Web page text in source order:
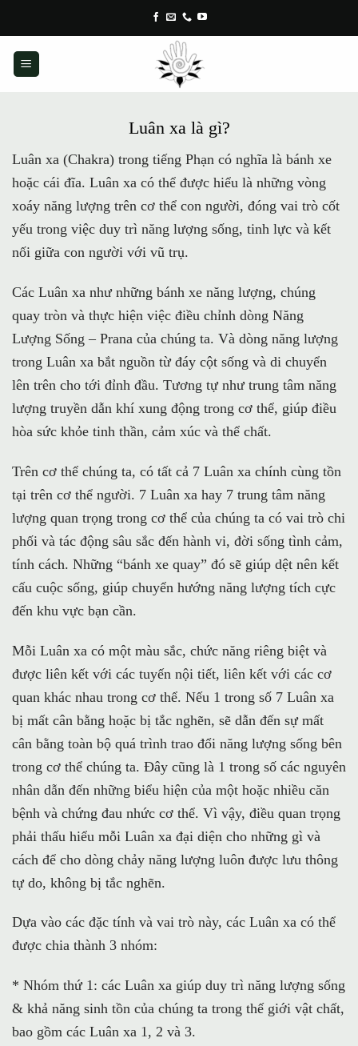
content
Luân xa là gì?
Luân xa (Chakra) trong tiếng Phạn có nghĩa là bánh xe
hoặc cái đĩa. Luân xa có thể được hiểu là những vòng
xoáy năng lượng trên cơ thể con người, đóng vai trò cốt
yếu trong việc duy trì năng lượng sống, tinh lực và kết
nối giữa con người với vũ trụ.
Các Luân xa như những bánh xe năng lượng, chúng
quay tròn và thực hiện việc điều chỉnh dòng Năng
Lượng Sống – Prana của chúng ta. Và dòng năng lượng
trong Luân xa bắt nguồn từ đáy cột sống và di chuyển
lên trên cho tới đỉnh đầu. Tương tự như trung tâm năng
lượng truyền dẫn khí xung động trong cơ thể, giúp điều
hòa sức khỏe tinh thần, cảm xúc và thể chất.
Trên cơ thể chúng ta, có tất cả 7 Luân xa chính cùng tồn
tại trên cơ thể người. 7 Luân xa hay 7 trung tâm năng
lượng quan trọng trong cơ thể của chúng ta có vai trò chi
phối và tác động sâu sắc đến hành vi, đời sống tình cảm,
tính cách. Những “bánh xe quay” đó sẽ giúp dệt nên kết
cấu cuộc sống, giúp chuyển hướng năng lượng tích cực
đến khu vực bạn cần.
Mỗi Luân xa có một màu sắc, chức năng riêng biệt và
được liên kết với các tuyến nội tiết, liên kết với các cơ
quan khác nhau trong cơ thể. Nếu 1 trong số 7 Luân xa
bị mất cân bằng hoặc bị tắc nghẽn, sẽ dẫn đến sự mất
cân bằng toàn bộ quá trình trao đổi năng lượng sống bên
trong cơ thể chúng ta. Đây cũng là 1 trong số các nguyên
nhân dẫn đến những biểu hiện của một hoặc nhiều căn
bệnh và chứng đau nhức cơ thể. Vì vậy, điều quan trọng
phải thấu hiểu mỗi Luân xa đại diện cho những gì và
cách để cho dòng chảy năng lượng luôn được lưu thông
tự do, không bị tắc nghẽn.
Dựa vào các đặc tính và vai trò này, các Luân xa có thể
được chia thành 3 nhóm:
* Nhóm thứ 1: các Luân xa giúp duy trì năng lượng sống
& khả năng sinh tồn của chúng ta trong thế giới vật chất,
bao gồm các Luân xa 1, 2 và 3.